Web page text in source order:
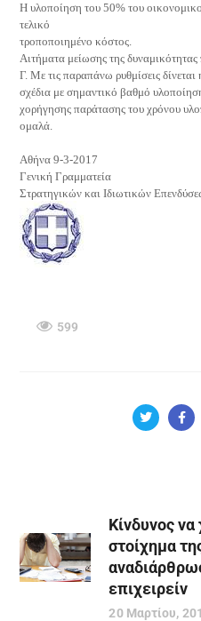
Η υλοποίηση του 50% του
τελικό
τροποποιημένο κόστος.
Αιτήματα μείωσης της
Γ. Με τις παραπάνω ρυθμίσεις
σχέδια με σημαντικό βαθμό
χορήγησης παράτασης του χρόνου
ομαλά.
Αθήνα 9-3-2017
Γενική Γραμματεία
Στρατηγικών και Ιδιωτικών
599
Κίνδυνος να
στοίχημα
επιχειρείν
20 Μαρτίου,